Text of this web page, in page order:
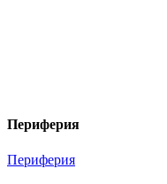
Периферия
Периферия